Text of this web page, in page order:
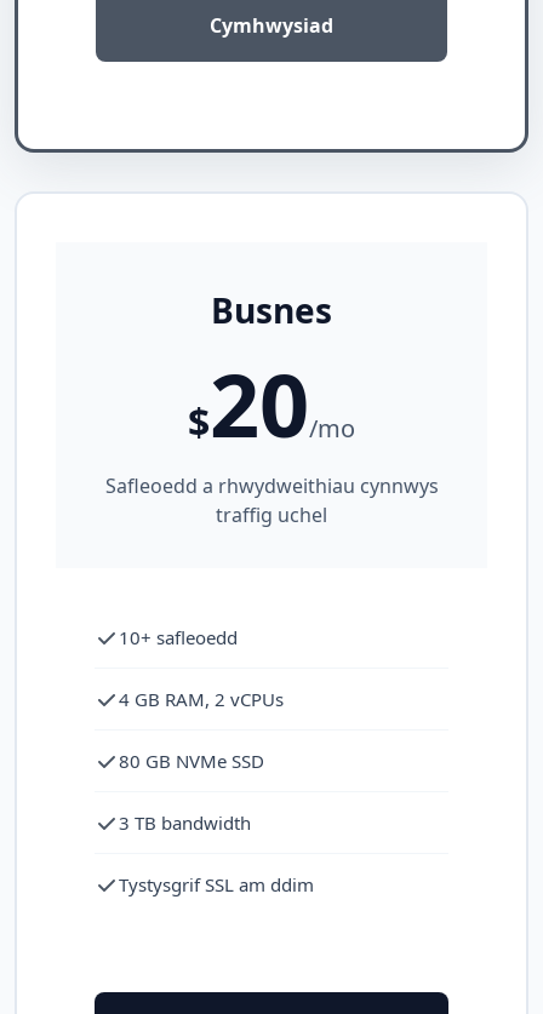
Cymhwysiad
Busnes
$20/mo
Safleoedd a rhwydweithiau cynnwys
traffig uchel
10+ safleoedd
4 GB RAM, 2 vCPUs
80 GB NVMe SSD
3 TB bandwidth
Tystysgrif SSL am ddim